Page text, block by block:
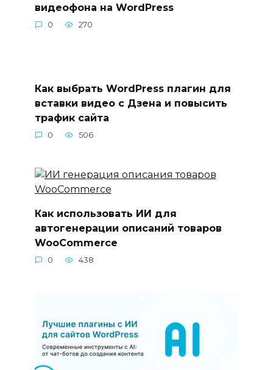
видеофона на WordPress
0 270
Как выбрать WordPress плагин для
вставки видео с Дзена и повысить
трафик сайта
0 506
Как использовать ИИ для
автогенерации описаний товаров
WooCommerce
0 438